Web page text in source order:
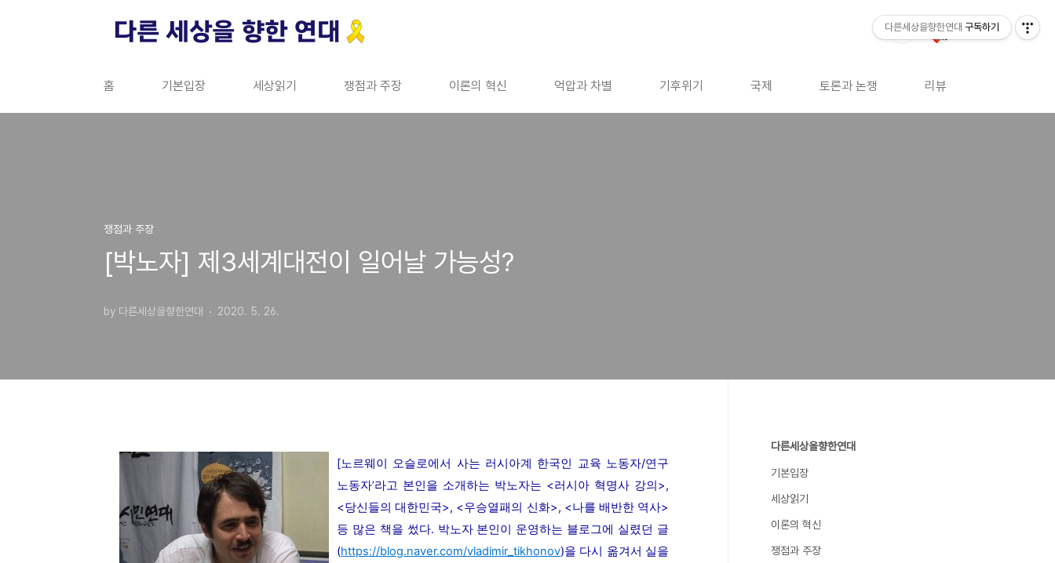
홈 기본입장 세상읽기 쟁점과 주장 이론의 혁신 억압과 차별 기후위기 국제 토론과 논쟁 리뷰
쟁점과 주장
[박노자] 제3세계대전이 일어날 가능성?
by 다른세상을향한연대 2020. 5. 26.
[노르웨이 오슬로에서 사는 러시아계 한국인 교육 노동자/연구
노동자’라고 본인을 소개하는 박노자는 <러시아 혁명사 강의>,
<당신들의 대한민국>, <우승열패의 신화>, <나를 배반한 역사>
등 많은 책을 썼다. 박노자 본인이 운영하는 블로그에 실렸던 글
(https://blog.naver.com/vladimir_tikhonov)을 다시 옮겨서 실을
다른세상을향한연대
기본입장
세상읽기
이론의 혁신
쟁점과 주장
다른세상을향한연대 구독하기